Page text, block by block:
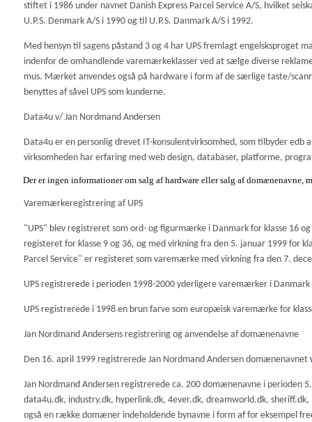
stiftet i 1986 under navnet Danish Express Parcel Service A/S, hvilket
U.P.S. Denmark A/S i 1990 og til U.P.S. Danmark A/S i 1992.
Med hensyn til sagens påstand 3 og 4 har UPS fremlagt
indenfor de omhandlende varemærkeklasser ved at sælge diverse
mus. Mærket anvendes også på hardware i form af de særlige taste/
benyttes af såvel UPS som kunderne.
Data4u v/ Jan Nordmand Andersen
Data4u er en personlig drevet IT-konsulentvirksomhed, som tilbyder
virksomheden har erfaring med web design, databaser, platforme,
Der er ingen informationer om salg af hardware eller salg af
Varemærkeregistrering af UPS
"UPS" blev registreret som ord- og figurmærke i Danmark for klasse 16
registeret for klasse 9 og 36, og med virkning fra den 5. januar 1999 for
Parcel Service" er registeret som varemærke med virkning fra den 7.
UPS registrerede i perioden 1998-2000 yderligere varemærker i Danmark
UPS registrerede i 1998 en brun farve som europæisk varemærke for
Jan Nordmand Andersens registrering og anvendelse af domænenavne
Den 16. april 1999 registrerede Jan Nordmand Andersen domænenavnet
Jan Nordmand Andersen registrerede ca. 200 domænenavne i
data4u.dk, industry.dk, hyperlink.dk, 4ever.dk, dreamworld.dk,
også en række domæner indeholdende bynavne i form af for eksempel